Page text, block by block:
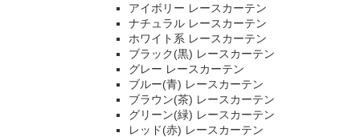
アイボリー レースカーテン
ナチュラル レースカーテン
ホワイト系 レースカーテン
ブラック(黒) レースカーテン
グレー レースカーテン
ブルー(青) レースカーテン
ブラウン(茶) レースカーテン
グリーン(緑) レースカーテン
レッド(赤) レースカーテン